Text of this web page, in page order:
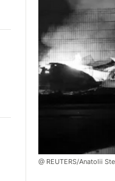
@ REUTERS/Anatolii